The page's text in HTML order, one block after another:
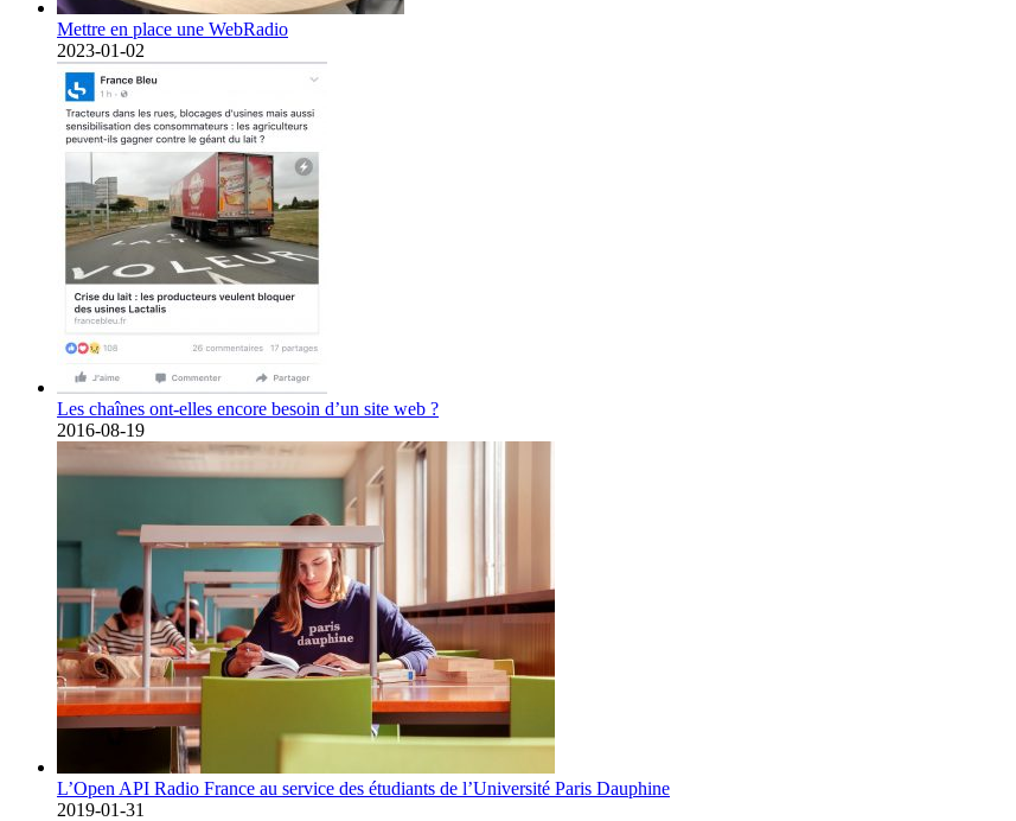
Mettre en place une WebRadio
2023-01-02
Les chaînes ont-elles encore besoin d’un site web ?
2016-08-19
L’Open API Radio France au service des étudiants de l’Université Paris Dauphine
2019-01-31